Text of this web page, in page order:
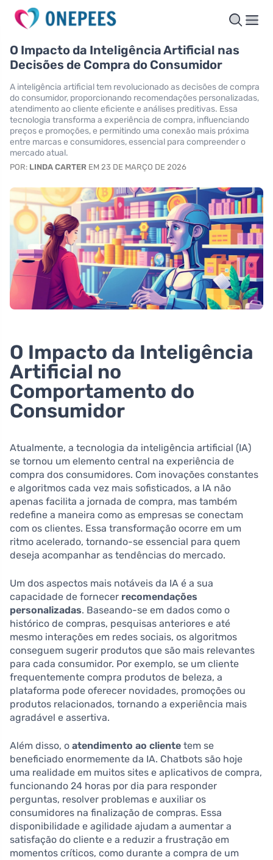
O Impacto da Inteligência Artificial nas
Decisões de Compra do Consumidor
A inteligência artificial tem revolucionado as decisões de compra
do consumidor, proporcionando recomendações personalizadas,
atendimento ao cliente eficiente e análises preditivas. Essa
tecnologia transforma a experiência de compra, influenciando
preços e promoções, e permitindo uma conexão mais próxima
entre marcas e consumidores, essencial para compreender o
mercado atual.
POR: LINDA CARTER EM 23 DE MARÇO DE 2026
O Impacto da Inteligência
Artificial no
Comportamento do
Consumidor
Atualmente, a tecnologia da inteligência artificial (IA)
se tornou um elemento central na experiência de
compra dos consumidores. Com inovações constantes
e algoritmos cada vez mais sofisticados, a IA não
apenas facilita a jornada de compra, mas também
redefine a maneira como as empresas se conectam
com os clientes. Essa transformação ocorre em um
ritmo acelerado, tornando-se essencial para quem
deseja acompanhar as tendências do mercado.
Um dos aspectos mais notáveis da IA é a sua
capacidade de fornecer recomendações
personalizadas. Baseando-se em dados como o
histórico de compras, pesquisas anteriores e até
mesmo interações em redes sociais, os algoritmos
conseguem sugerir produtos que são mais relevantes
para cada consumidor. Por exemplo, se um cliente
frequentemente compra produtos de beleza, a
plataforma pode oferecer novidades, promoções ou
produtos relacionados, tornando a experiência mais
agradável e assertiva.
Além disso, o atendimento ao cliente tem se
beneficiado enormemente da IA. Chatbots são hoje
uma realidade em muitos sites e aplicativos de compra,
funcionando 24 horas por dia para responder
perguntas, resolver problemas e auxiliar os
consumidores na finalização de compras. Essa
disponibilidade e agilidade ajudam a aumentar a
satisfação do cliente e a reduzir a frustração em
momentos críticos, como durante a compra de um